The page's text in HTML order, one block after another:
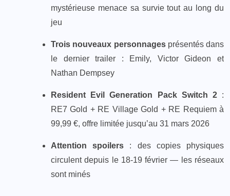
mystérieuse menace sa survie tout au long du
jeu
Trois nouveaux personnagesprésentés dans
le dernier trailer : Emily, Victor Gideon et
Nathan Dempsey
Resident Evil Generation Pack Switch 2:
RE7 Gold + RE Village Gold + RE Requiem à
99,99 €, offre limitée jusqu’au 31 mars 2026
Attention spoilers : des copies physiques
circulent depuis le 18-19 février — les réseaux
sont minés